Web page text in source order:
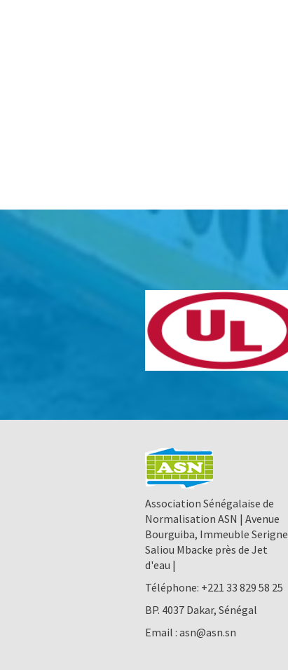
Association Sénégalaise de
Normalisation ASN | Avenue
Bourguiba, Immeuble Serigne
Saliou Mbacke près de Jet
d'eau |
Téléphone: +221 33 829 58 25
BP. 4037 Dakar, Sénégal
Email : asn@asn.sn